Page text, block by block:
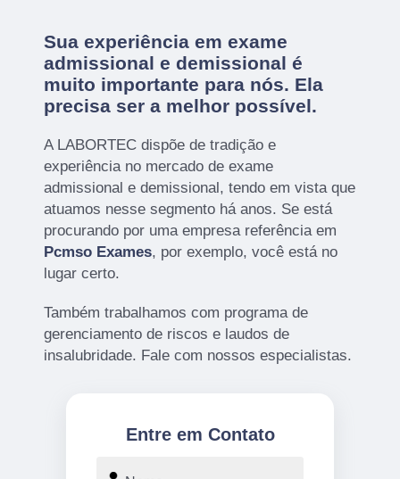
Sua experiência em exame
admissional e demissional é
muito importante para nós. Ela
precisa ser a melhor possível.
A LABORTEC dispõe de tradição e
experiência no mercado de exame
admissional e demissional, tendo em vista que
atuamos nesse segmento há anos. Se está
procurando por uma empresa referência em
Pcmso Exames, por exemplo, você está no
lugar certo.
Também trabalhamos com programa de
gerenciamento de riscos e laudos de
insalubridade. Fale com nossos especialistas.
Entre em Contato